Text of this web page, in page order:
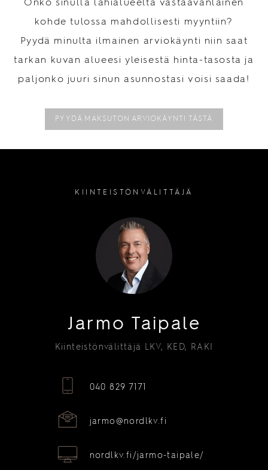
Onko sinulla lähialueelta vastaavanlainen
kohde tulossa mahdollisesti myyntiin?
Pyydä minulta ilmainen arviokäynti niin saat
tarkan kuvan alueesi yleisestä hinta-tasosta ja
paljonko juuri sinun asunnostasi voisi saada!
PYYDÄ MAKSUTON ARVIOKÄYNTI TÄSTÄ
KIINTEISTÖNVÄLITTÄJÄ
Jarmo Taipale
Kiinteistönvälittäjä LKV, KED, RAKI
040 829 7171
jarmo@nordlkv.fi
nordlkv.fi/jarmo-taipale/